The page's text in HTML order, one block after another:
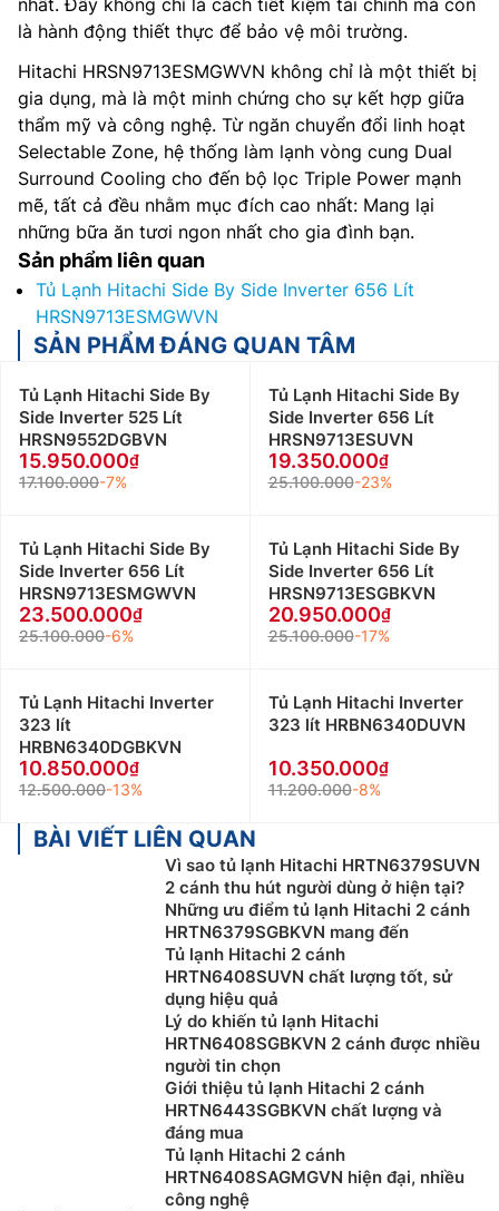
là hành động thiết thực để bảo vệ môi trường.
Hitachi HRSN9713ESMGWVN không chỉ là một thiết bị
gia dụng, mà là một minh chứng cho sự kết hợp giữa
thẩm mỹ và công nghệ. Từ ngăn chuyển đổi linh hoạt
Selectable Zone, hệ thống làm lạnh vòng cung Dual
Surround Cooling cho đến bộ lọc Triple Power mạnh
mẽ, tất cả đều nhằm mục đích cao nhất: Mang lại
những bữa ăn tươi ngon nhất cho gia đình bạn.
Sản phẩm liên quan
Tủ Lạnh Hitachi Side By Side Inverter 656 Lít
HRSN9713ESMGWVN
SẢN PHẨM ĐÁNG QUAN TÂM
Tủ Lạnh Hitachi Side By
Side Inverter 525 Lít
HRSN9552DGBVN
15.950.000
17.100.000-7%
Tủ Lạnh Hitachi Side By
Side Inverter 656 Lít
HRSN9713ESUVN
19.350.000
25.100.000-23%
Tủ Lạnh Hitachi Side By
Side Inverter 656 Lít
HRSN9713ESMGWVN
23.500.000
25.100.000-6%
Tủ Lạnh Hitachi Side By
Side Inverter 656 Lít
HRSN9713ESGBKVN
20.950.000
25.100.000-17%
Tủ Lạnh Hitachi Inverter
323 lít
HRBN6340DGBKVN
10.850.000
12.500.000-13%
Tủ Lạnh Hitachi Inverter
323 lít HRBN6340DUVN
10.350.000
11.200.000-8%
BÀI VIẾT LIÊN QUAN
Vì sao tủ lạnh Hitachi HRTN6379SUVN
2 cánh thu hút người dùng ở hiện tại?
Những ưu điểm tủ lạnh Hitachi 2 cánh
HRTN6379SGBKVN mang đến
Tủ lạnh Hitachi 2 cánh
HRTN6408SUVN chất lượng tốt, sử
dụng hiệu quả
Lý do khiến tủ lạnh Hitachi
HRTN6408SGBKVN 2 cánh được nhiều
người tin chọn
Giới thiệu tủ lạnh Hitachi 2 cánh
HRTN6443SGBKVN chất lượng và
đáng mua
Tủ lạnh Hitachi 2 cánh
HRTN6408SAGMGVN hiện đại, nhiều
công nghệ